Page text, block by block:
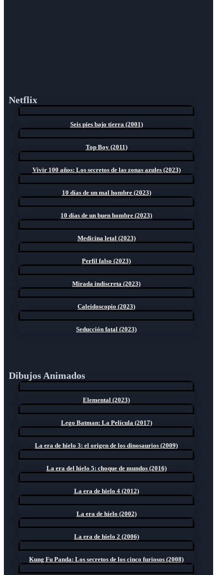
Netflix
Seis pies bajo tierra (2001)
Top Boy (2011)
Vivir 100 años: Los secretos de las zonas azules (2023)
10 días de un mal hombre (2023)
10 días de un buen hombre (2023)
Medicina letal (2023)
Perfil falso (2023)
Mirada indiscreta (2023)
Caleidoscopio (2023)
Seducción fatal (2023)
Dibujos Animados
Elemental (2023)
Lego Batman: La Película (2017)
La era de hielo 3: el origen de los dinosaurios (2009)
La era del hielo 5: choque de mundos (2016)
La era de hielo 4 (2012)
La era de hielo (2002)
La era de hielo 2 (2006)
Kung Fu Panda: Los secretos de los cinco furiosos (2008)